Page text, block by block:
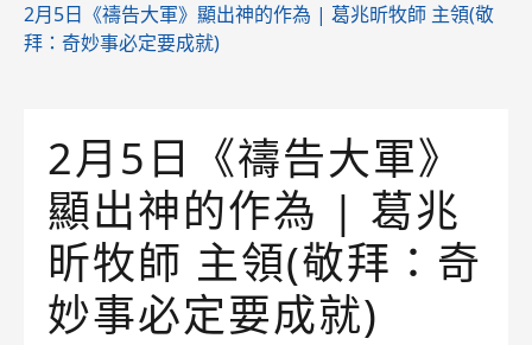
2月5日《禱告大軍》顯出神的作為 | 葛兆昕牧師 主領(敬
拜：奇妙事必定要成就)
2月5日《禱告大軍》
顯出神的作為 | 葛兆
昕牧師 主領(敬拜：奇
妙事必定要成就)